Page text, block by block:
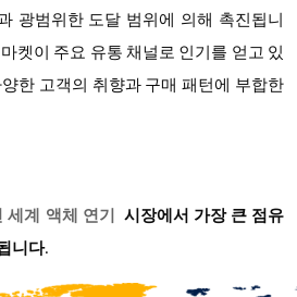
광범위한 도달 범위에 의해 촉진됩니
켓이 주요 유통 채널로 인기를 얻고 있
한 고객의 취향과 구매 패턴에 부합한
세계 액체 연기
시장에서 가장 큰 점유
니다.